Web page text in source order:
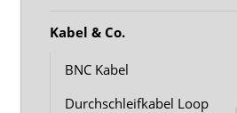
Kabel & Co.
BNC Kabel
Durchschleifkabel Loop